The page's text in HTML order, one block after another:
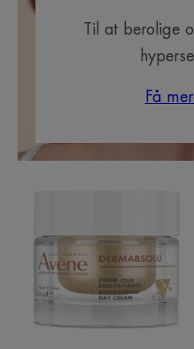
Til at berolige
Få
Anti-
age
dagcreme